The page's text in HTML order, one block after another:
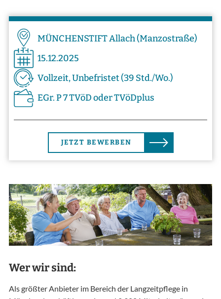
MÜNCHENSTIFT Allach (Manzostraße)
15.12.2025
Vollzeit, Unbefristet (39 Std./Wo.)
EGr. P 7 TVöD oder TVöDplus
JETZT BEWERBEN
Wer wir sind:
Als größter Anbieter im Bereich der Langzeitpflege in